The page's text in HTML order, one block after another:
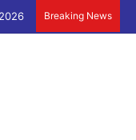
Breaking News